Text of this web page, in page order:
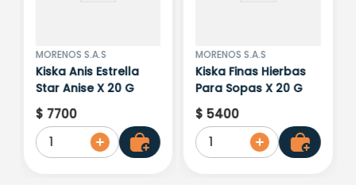
MORENOS S.A.S
Kiska Anis Estrella
Star Anise X 20 G
$ 7700
1
MORENOS S.A.S
Kiska Finas Hierbas
Para Sopas X 20 G
$ 5400
1